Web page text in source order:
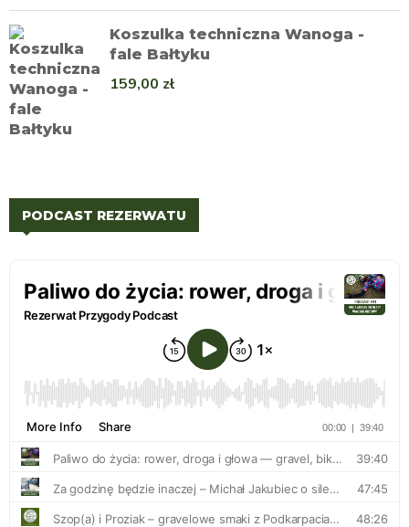
Koszulka techniczna Wanoga -
fale Bałtyku
159,00 zł
PODCAST REZERWATU